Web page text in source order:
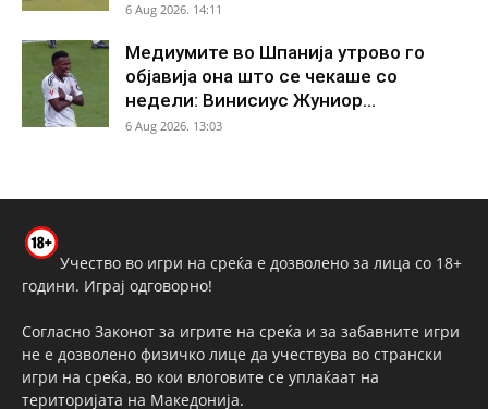
6 Aug 2026. 14:11
Медиумите во Шпанија утрово го
објавија она што се чекаше со
недели: Винисиус Жуниор...
6 Aug 2026. 13:03
Учество во игри на среќа е дозволено за лица со 18+
години. Играј одговорно!
Согласно Законот за игрите на среќа и за забавните игри
не е дозволено физичко лице да учествува во странски
игри на среќа, во кои влоговите се уплаќаат на
територијата на Македонија.